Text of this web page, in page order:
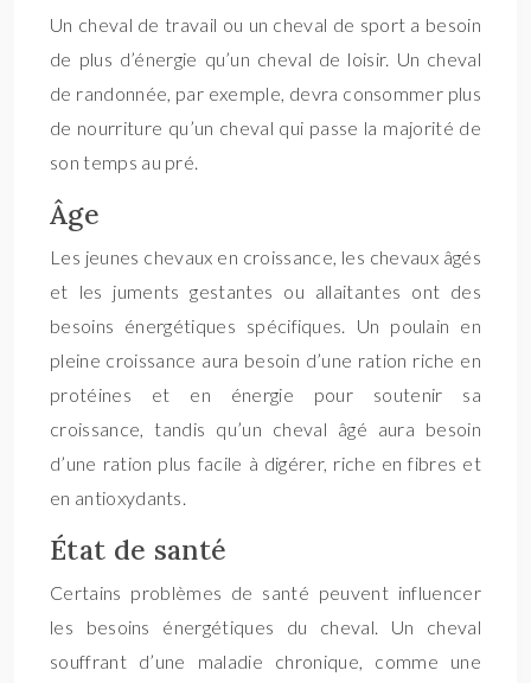
Un cheval de travail ou un cheval de sport a besoin
de plus d’énergie qu’un cheval de loisir. Un cheval
de randonnée, par exemple, devra consommer plus
de nourriture qu’un cheval qui passe la majorité de
son temps au pré.
Âge
Les jeunes chevaux en croissance, les chevaux âgés
et les juments gestantes ou allaitantes ont des
besoins énergétiques spécifiques. Un poulain en
pleine croissance aura besoin d’une ration riche en
protéines et en énergie pour soutenir sa
croissance, tandis qu’un cheval âgé aura besoin
d’une ration plus facile à digérer, riche en fibres et
en antioxydants.
État de santé
Certains problèmes de santé peuvent influencer
les besoins énergétiques du cheval. Un cheval
souffrant d’une maladie chronique, comme une